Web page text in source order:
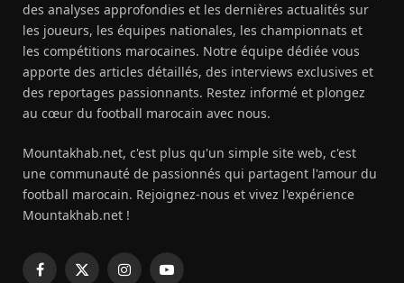
des analyses approfondies et les dernières actualités sur
les joueurs, les équipes nationales, les championnats et
les compétitions marocaines. Notre équipe dédiée vous
apporte des articles détaillés, des interviews exclusives et
des reportages passionnants. Restez informé et plongez
au cœur du football marocain avec nous.
Mountakhab.net, c'est plus qu'un simple site web, c'est
une communauté de passionnés qui partagent l'amour du
football marocain. Rejoignez-nous et vivez l'expérience
Mountakhab.net !
Facebook
X InstagramYouTube